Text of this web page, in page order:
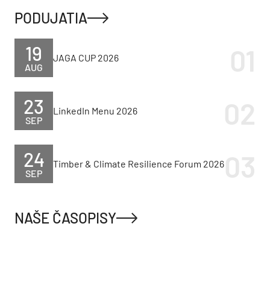
PODUJATIA
AUG
19 JAGA CUP 2026
SEP
23 LinkedIn Menu 2026
SEP
24 Timber & Climate Resilience Forum 2026
NAŠE ČASOPISY